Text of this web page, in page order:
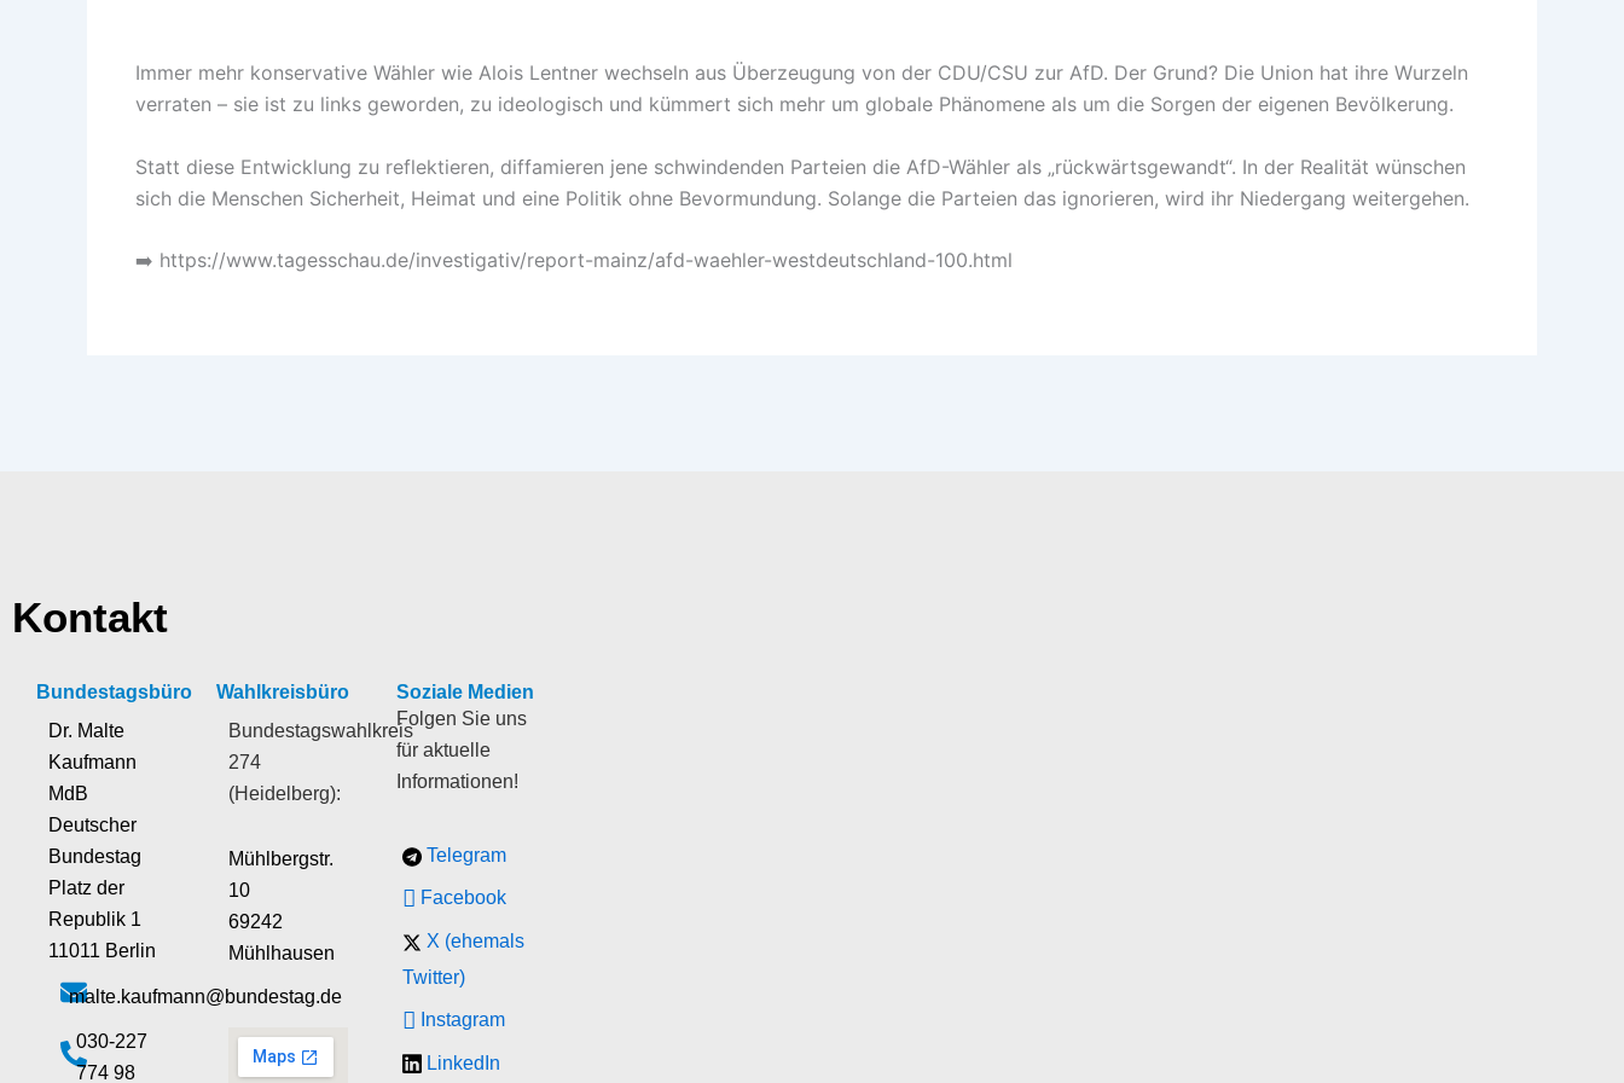
Immer mehr konservative Wähler wie Alois Lentner wechseln aus Überzeugung von der CDU/CSU zur AfD. Der Grund? Die Union hat ihre Wurzeln
verraten – sie ist zu links geworden, zu ideologisch und kümmert sich mehr um globale Phänomene als um die Sorgen der eigenen Bevölkerung.
Statt diese Entwicklung zu reflektieren, diffamieren jene schwindenden Parteien die AfD-Wähler als „rückwärtsgewandt“. In der Realität wünschen
sich die Menschen Sicherheit, Heimat und eine Politik ohne Bevormundung. Solange die Parteien das ignorieren, wird ihr Niedergang weitergehen.
➡️ https://www.tagesschau.de/investigativ/report-mainz/afd-waehler-westdeutschland-100.html
Kontakt
Bundestagsbüro
Dr. Malte
Kaufmann
MdB
Deutscher
Bundestag
Platz der
Republik 1
11011 Berlin
malte.kaufmann@bundestag.de
‭030-227
774 98‬
Wahlkreisbüro
Bundestagswahlkreis
274
(Heidelberg):
Mühlbergstr.
10
69242
Mühlhausen
Soziale Medien
Folgen Sie uns
für aktuelle
Informationen!
Telegram
Facebook
X (ehemals
Twitter)
Instagram
LinkedIn